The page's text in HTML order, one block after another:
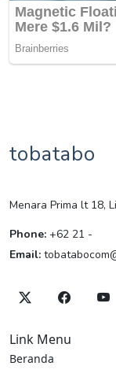
tobatabo
Menara Prima lt 18,
Phone: +62 21 -
Email:
Link Menu
Beranda